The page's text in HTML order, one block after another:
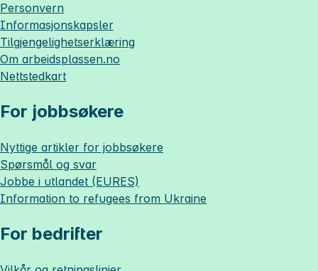
Personvern
Informasjonskapsler
Tilgjengelighetserklæring
Om arbeidsplassen.no
Nettstedkart
For jobbsøkere
Nyttige artikler for jobbsøkere
Spørsmål og svar
Jobbe i utlandet (EURES)
Information to refugees from Ukraine
For bedrifter